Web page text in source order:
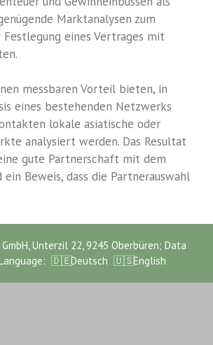
Marktanalysen zum
eines Vertrages mit
messbaren Vorteil bieten, in
eines bestehenden Netzwerks
lokale asiatische oder
analysiert werden. Das Resultat
gute Partnerschaft mit dem
Beweis, dass die Partnerauswahl
Unterzil 22, 9245 Oberbüren; Data
Deutsch English